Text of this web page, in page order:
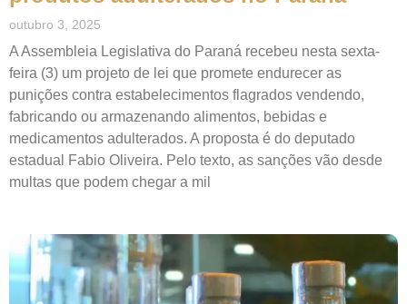
outubro 3, 2025
A Assembleia Legislativa do Paraná recebeu nesta sexta-
feira (3) um projeto de lei que promete endurecer as
punições contra estabelecimentos flagrados vendendo,
fabricando ou armazenando alimentos, bebidas e
medicamentos adulterados. A proposta é do deputado
estadual Fabio Oliveira. Pelo texto, as sanções vão desde
multas que podem chegar a mil